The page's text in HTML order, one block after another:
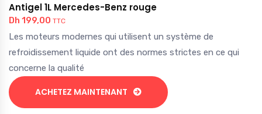
Antigel 1L Mercedes-Benz rouge
Dh 199,00 TTC
Les moteurs modernes qui utilisent un système de
refroidissement liquide ont des normes strictes en ce qui
concerne la qualité
ACHETEZ MAINTENANT